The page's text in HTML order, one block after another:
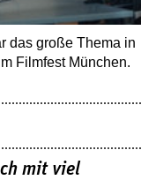
das große Thema in
Filmfest München.
mit viel